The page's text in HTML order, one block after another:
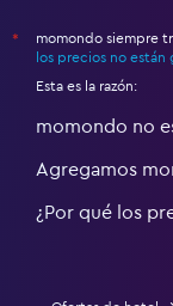
*
momondo siempre
los precios no están
Esta es la razón:
momondo no
Agregamos
¿Por qué los